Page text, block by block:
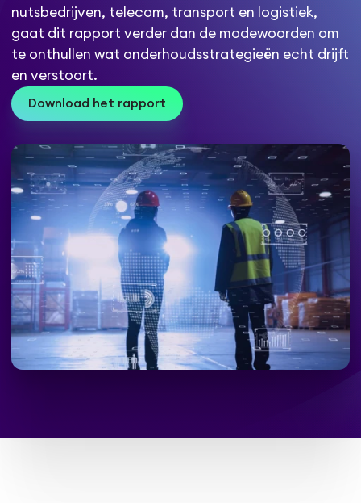
nutsbedrijven, telecom, transport en logistiek,
gaat dit rapport verder dan de modewoorden om
te onthullen wat onderhoudsstrategieën echt drijft
en verstoort.
Download het rapport